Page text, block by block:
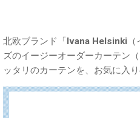
北欧ブランド「Ivana Helsinki（
ズのイージーオーダーカーテン
ッタリのカーテンを、お気に入